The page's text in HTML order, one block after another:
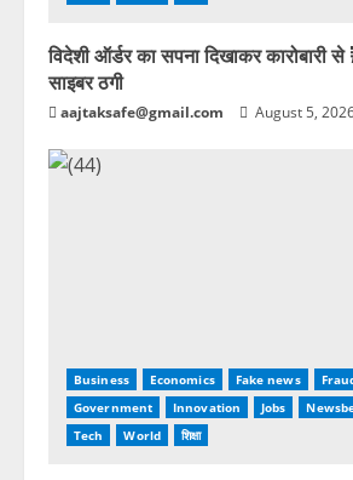
विदेशी ऑर्डर का सपना दिखाकर कारोबारी
साइबर ठगी
aajtaksafe@gmail.com August 5,
Business Economics Fake news
Government
Innovation Jobs
Tech
World शिक्षा